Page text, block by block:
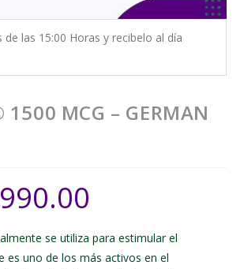
de las 15:00 Horas y recibelo al día
1500 MCG – GERMAN
990.00
se utiliza para estimular el
es uno de los más activos en el